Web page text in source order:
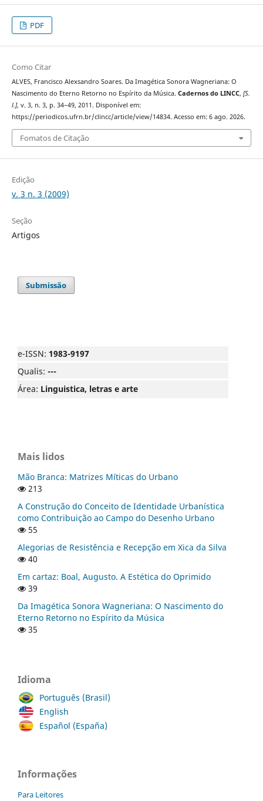
PDF
Como Citar
ALVES, Francisco Alexsandro Soares. Da Imagética Sonora Wagneriana: O
Nascimento do Eterno Retorno no Espírito da Música. Cadernos do LINCC, [S.
l.], v. 3, n. 3, p. 34–49, 2011. Disponível em:
https://periodicos.ufrn.br/clincc/article/view/14834. Acesso em: 6 ago. 2026.
Fomatos de Citação
Edição
v. 3 n. 3 (2009)
Seção
Artigos
Submissão
e-ISSN: 1983-9197
Qualis: ---
Área: Linguistica, letras e arte
Mais lidos
Mão Branca: Matrizes Míticas do Urbano
213
A Construção do Conceito de Identidade Urbanística
como Contribuição ao Campo do Desenho Urbano
55
Alegorias de Resistência e Recepção em Xica da Silva
40
Em cartaz: Boal, Augusto. A Estética do Oprimido
39
Da Imagética Sonora Wagneriana: O Nascimento do
Eterno Retorno no Espírito da Música
35
Idioma
Português (Brasil)
English
Español (España)
Informações
Para Leitores